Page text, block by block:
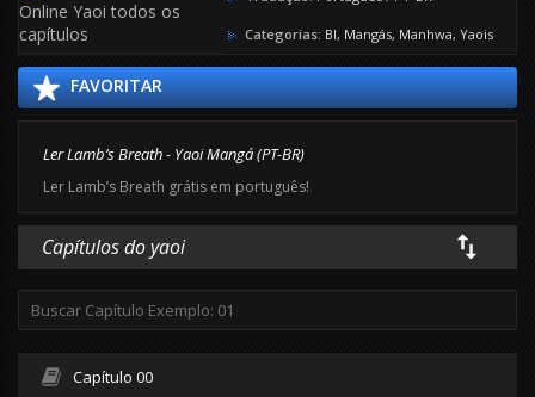
Categorias: Bl, Mangás, Manhwa, Yaois
FAVORITAR
Ler Lamb’s Breath - Yaoi Mangá (PT-BR)
Ler Lamb’s Breath grátis em português!
Capítulos do yaoi
Capítulo 00